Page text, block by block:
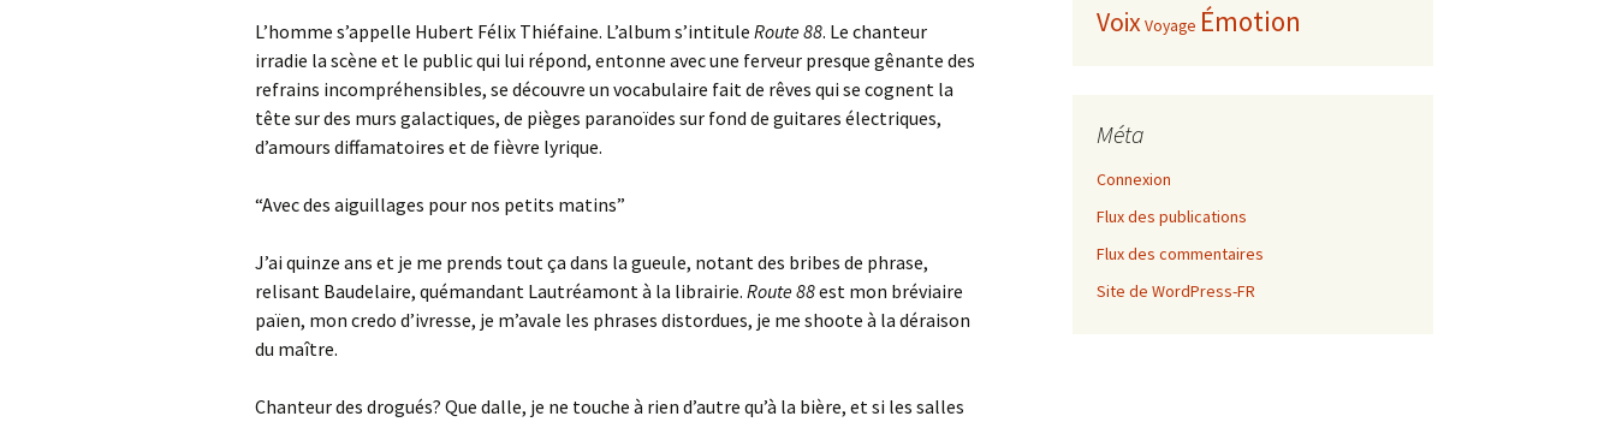
L’homme s’appelle Hubert Félix Thiéfaine. L’album s’intitule Route 88. Le chanteur
irradie la scène et le public qui lui répond, entonne avec une ferveur presque gênante des
refrains incompréhensibles, se découvre un vocabulaire fait de rêves qui se cognent la
tête sur des murs galactiques, de pièges paranoïdes sur fond de guitares électriques,
d’amours diffamatoires et de fièvre lyrique.
“Avec des aiguillages pour nos petits matins”
J’ai quinze ans et je me prends tout ça dans la gueule, notant des bribes de phrase,
relisant Baudelaire, quémandant Lautréamont à la librairie. Route 88est mon bréviaire
païen, mon credo d’ivresse, je m’avale les phrases distordues, je me shoote à la déraison
du maître.
Chanteur des drogués? Que dalle, je ne touche à rien d’autre qu’à la bière, et si les salles
VoixVoyage Émotion
Méta
Connexion
Flux des publications
Flux des commentaires
Site de WordPress-FR